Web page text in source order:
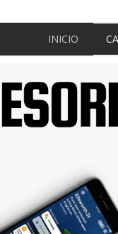
INICIO